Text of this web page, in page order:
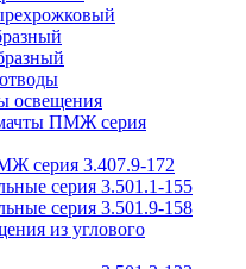
освещения
ПМЖ серия
серия 3.407.9-172
серия 3.501.1-155
серия 3.501.9-158
из углового